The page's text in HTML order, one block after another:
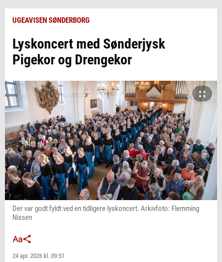
UGEAVISEN SØNDERBORG
Lyskoncert med Sønderjysk
Pigekor og Drengekor
Der var godt fyldt ved en tidligere lyskoncert. Arkivfoto: Flemming
Nissen
24 apr. 2026 kl. 09:51